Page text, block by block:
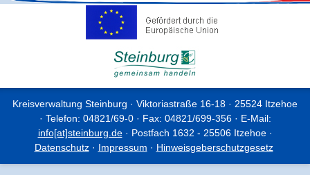
Kreisverwaltung Steinburg · Viktoriastraße 16-18 · 25524 Itzehoe
· Telefon: 04821/69-0 · Fax: 04821/699-356 · E-Mail:
info[at]steinburg.de· Postfach 1632 - 25506 Itzehoe ·
Datenschutz· Impressum · Hinweisgeberschutzgesetz